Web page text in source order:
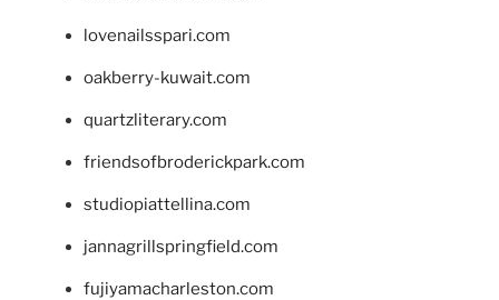
lovenailsspari.com
oakberry-kuwait.com
quartzliterary.com
friendsofbroderickpark.com
studiopiattellina.com
jannagrillspringfield.com
fujiyamacharleston.com